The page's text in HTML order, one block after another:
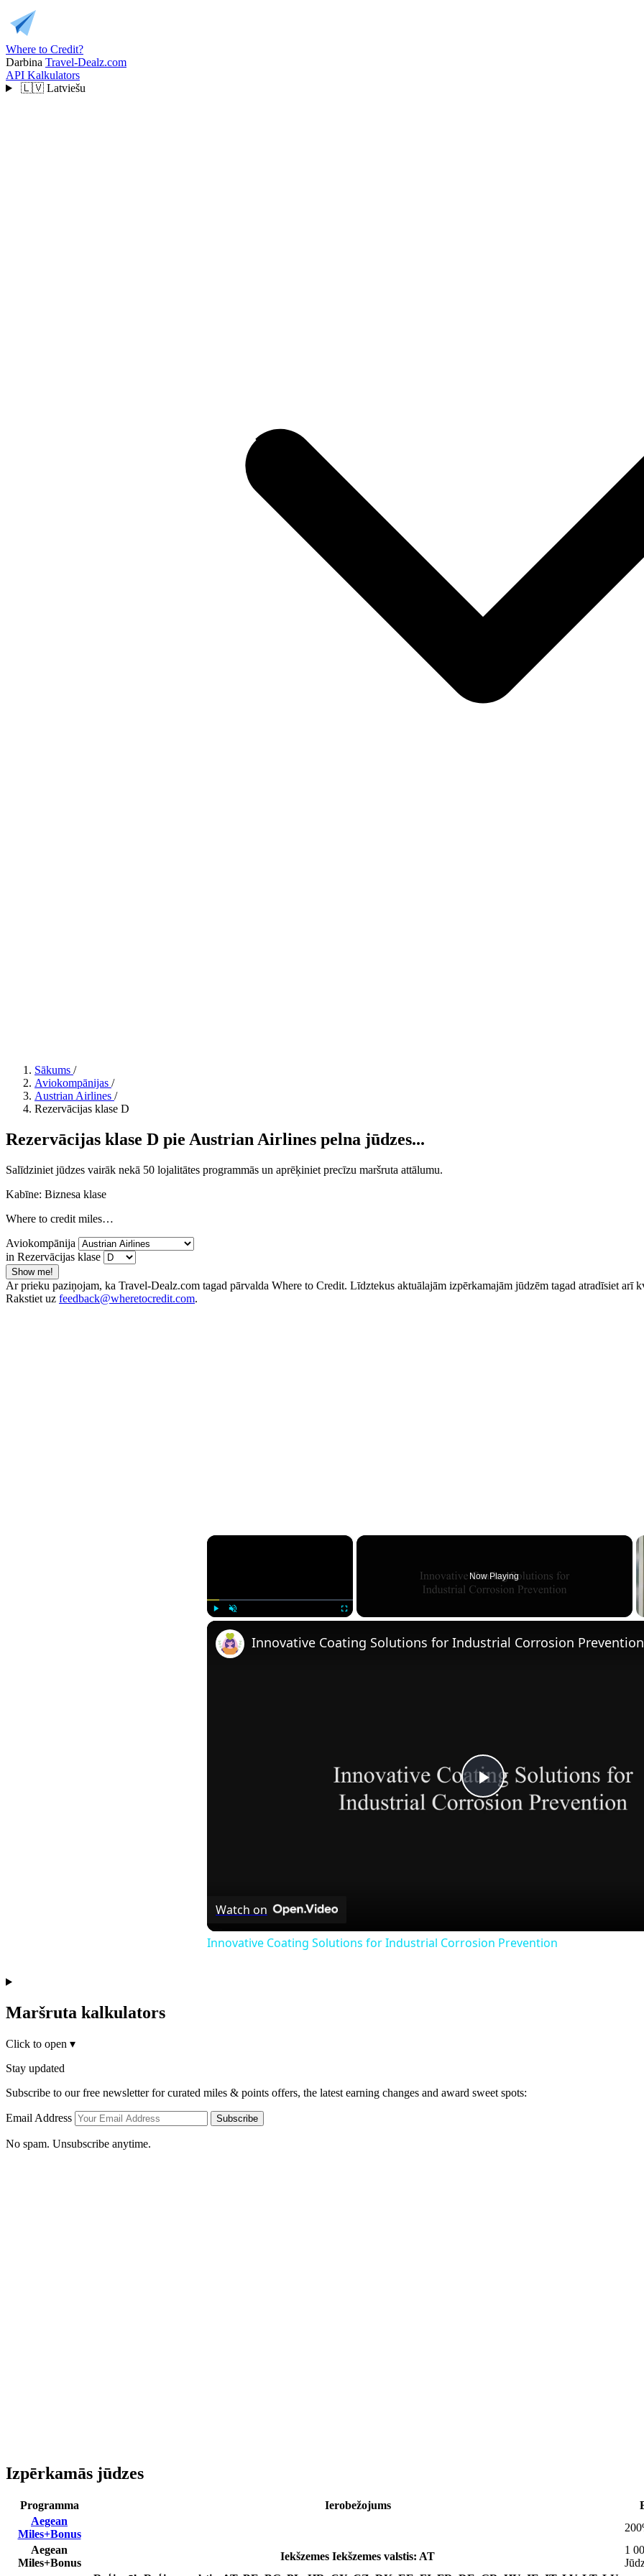
Where to Credit?
Darbina Travel-Dealz.com
API Kalkulators
🇱🇻 Latviešu
Sākums /
Aviokompānijas /
Austrian Airlines /
Rezervācijas klase D
Rezervācijas klase D pie Austrian Airlines pelna jūdzes...
Salīdziniet jūdzes vairāk nekā 50 lojalitātes programmās un aprēķiniet precīzu maršruta attālumu.
Kabīne: Biznesa klase
Where to credit miles…
Aviokompānija
in Rezervācijas klase
Show me!
Ar prieku paziņojam, ka Travel-Dealz.com tagad pārvalda Where to Credit. Līdztekus aktuālajām izpērkamajām jūdzēm tagad atradīsiet arī
Rakstiet uz feedback@wheretocredit.com.
×
Now Playing
Play
Innovative Coating Solutions for Industrial Corrosion Prevention
Watch on
Innovative Coating Solutions for Industrial Corrosion Prevention
Maršruta kalkulators
Click to open ▾
Stay updated
Subscribe to our free newsletter for curated miles & points offers, the latest earning changes and award sweet spots:
Email Address Subscribe
No spam. Unsubscribe anytime.
Izpērkamās jūdzes
Programma Ierobežojums
Aegean
Miles+Bonus
Aegean
Miles+Bonus
Iekšzemes Iekšzemes valstis: AT
1